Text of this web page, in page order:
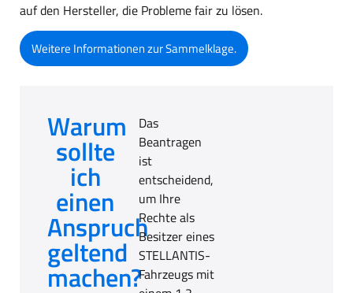
auf den Hersteller, die Probleme fair zu lösen.
Weitere Informationen zur Sammelklage.
Warum
sollte
ich
einen
Anspruch
geltend
machen?
Das
Beantragen
ist
entscheidend,
um Ihre
Rechte als
Besitzer eines
STELLANTIS-
Fahrzeugs mit